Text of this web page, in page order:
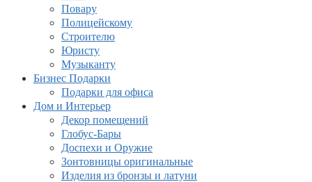
Повару
Полицейскому
Строителю
Юристу
Музыканту
Бизнес Подарки
Подарки для офиса
Дом и Интерьер
Декор помещений
Глобус-Бары
Доспехи и Оружие
Зонтовницы оригинальные
Изделия из бронзы и латуни